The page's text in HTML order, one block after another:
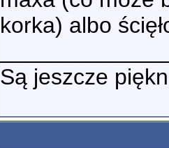
korka) albo
Są jeszcze